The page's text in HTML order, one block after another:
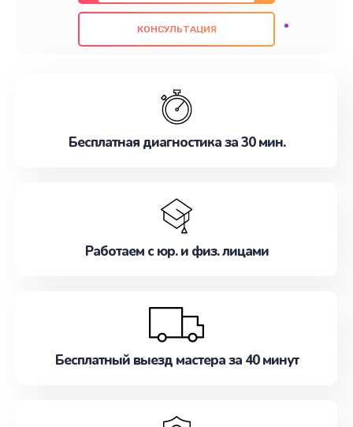
также гарантируем качество всех
проведенных работ. Наша цель - предоставить
наилучшим образом. Не медлите записаться на
КОНСУЛЬТАЦИЯ
Бесплатная диагностика за 30 мин.
Работаем с юр. и физ. лицами
Бесплатный выезд мастера за 40 минут